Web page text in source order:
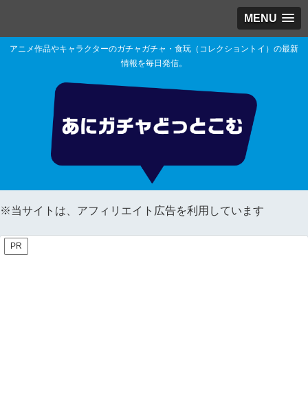
MENU
アニメ作品やキャラクターのガチャガチャ・食玩（コレクショントイ）の最新
情報を毎日発信。
※当サイトは、アフィリエイト広告を利用しています
PR